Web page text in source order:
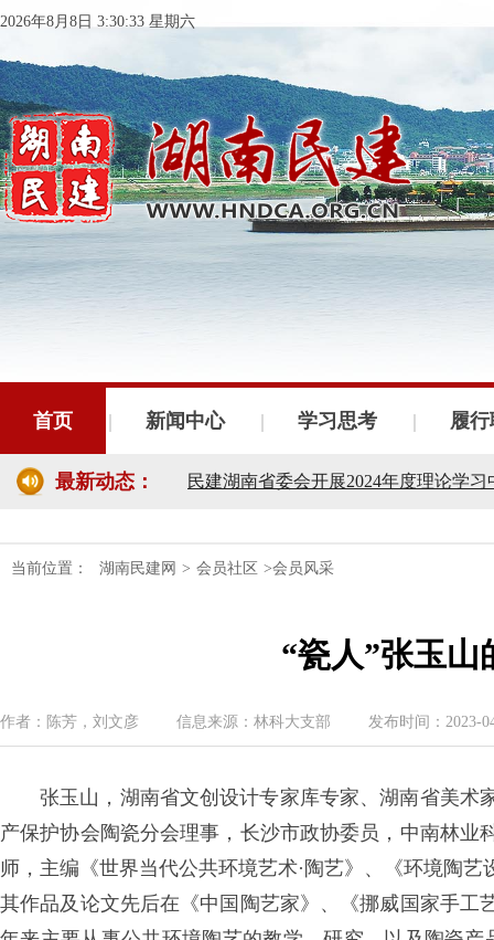
2026年8月8日 3:30:34 星期六
首页 新闻中心 学习思考 履
最新动态：
民建湖南省委会十届五次全会召开
民建湖南省委会十届五次全会召开
民建湖南省委会开展2024年度理论学
民建湖南省第十届委员会内部监督委
当前位置： 湖南民建网 > 会员社区 >会员风采
“瓷人”张玉山
作者：陈芳，刘文彦 信息来源：林科大支部 发布时间：2023-
张玉山，湖南省文创设计专家库专家、湖南省美术
产保护协会陶瓷分会理事，长沙市政协委员，中南林
师，主编《世界当代公共环境艺术·陶艺》、《环境陶
其作品及论文先后在《中国陶艺家》、《挪威国家手